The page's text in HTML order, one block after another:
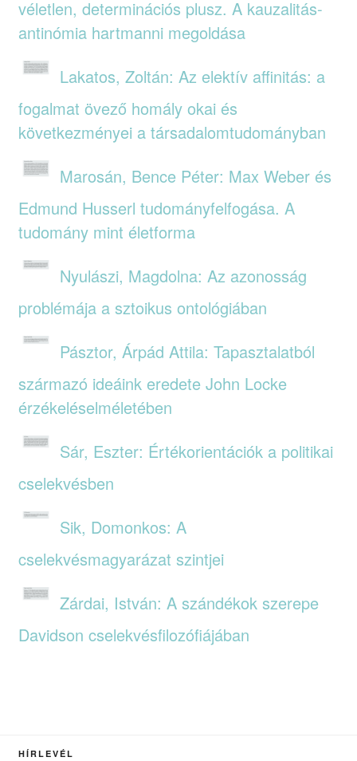
véletlen, determinációs plusz. A kauzalitás-
antinómia hartmanni megoldása
Lakatos, Zoltán: Az elektív affinitás: a
fogalmat övező homály okai és
következményei a társadalomtudományban
Marosán, Bence Péter: Max Weber és
Edmund Husserl tudományfelfogása. A
tudomány mint életforma
Nyulászi, Magdolna: Az azonosság
problémája a sztoikus ontológiában
Pásztor, Árpád Attila: Tapasztalatból
származó ideáink eredete John Locke
érzékeléselméletében
Sár, Eszter: Értékorientációk a politikai
cselekvésben
Sik, Domonkos: A
cselekvésmagyarázat szintjei
Zárdai, István: A szándékok szerepe
Davidson cselekvésfilozófiájában
HÍRLEVÉL